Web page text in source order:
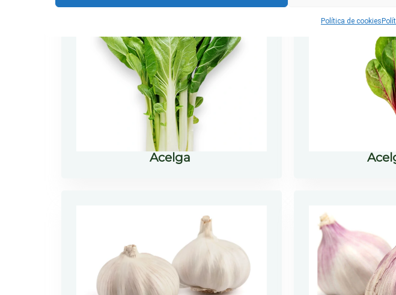
Política de cookies
Acelga